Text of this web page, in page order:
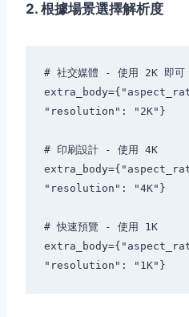
2. 根據場景選擇解析度
# 社交媒體 - 使用 2K 即可
"resolution": "2K"}
# 印刷設計 - 使用 4K
"resolution": "4K"}
# 快速預覽 - 使用 1K